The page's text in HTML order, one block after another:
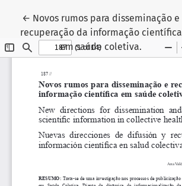
← Voltar aos Detalhes do Artigo
Novos rumos para disseminação e
recuperação da informação científica
em saúde coletiva.